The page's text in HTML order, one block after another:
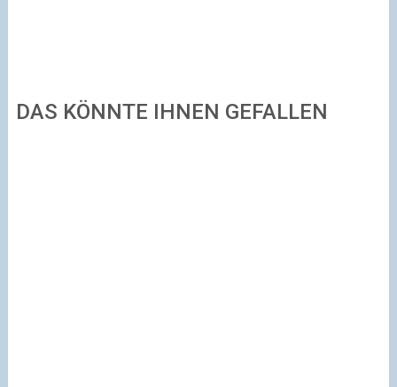
DAS KÖNNTE IHNEN GEFALLEN